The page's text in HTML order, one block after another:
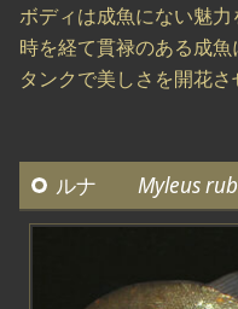
ボディは成魚にない魅
時を経て貫禄のある成
タンクで美しさを開花さ
ルナ Myleus